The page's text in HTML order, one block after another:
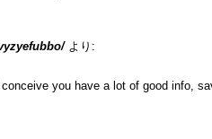
より:
you have a lot of good info,